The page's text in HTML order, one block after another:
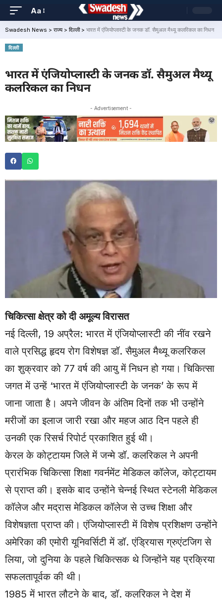
Aa
Swadesh News > राज्य> दिल्ली> भारत में एंजियोप्लास्टी के जनक डॉ. सैमुअल मैथ्यू कलरिकल का निधन
दिल्ली
भारत में एंजियोप्लास्टी के जनक डॉ. सैमुअल मैथ्यू
कलरिकल का निधन
- Advertisement -
चिकित्सा क्षेत्र को दी अमूल्य विरासत
नई दिल्ली, 19 अप्रैल: भारत में एंजियोप्लास्टी की नींव रखने
वाले प्रसिद्ध हृदय रोग विशेषज्ञ डॉ. सैमुअल मैथ्यू कलरिकल
का शुक्रवार को 77 वर्ष की आयु में निधन हो गया। चिकित्सा
जगत में उन्हें ‘भारत में एंजियोप्लास्टी के जनक’ के रूप में
जाना जाता है। अपने जीवन के अंतिम दिनों तक भी उन्होंने
मरीजों का इलाज जारी रखा और महज आठ दिन पहले ही
उनकी एक रिसर्च रिपोर्ट प्रकाशित हुई थी।
केरल के कोट्टायम जिले में जन्मे डॉ. कलरिकल ने अपनी
प्रारंभिक चिकित्सा शिक्षा गवर्नमेंट मेडिकल कॉलेज, कोट्टायम
से प्राप्त की। इसके बाद उन्होंने चेन्नई स्थित स्टेनली मेडिकल
कॉलेज और मद्रास मेडिकल कॉलेज से उच्च शिक्षा और
विशेषज्ञता प्राप्त की। एंजियोप्लास्टी में विशेष प्रशिक्षण उन्होंने
अमेरिका की एमोरी यूनिवर्सिटी में डॉ. एंड्रियास ग्रुएंटजिग से
लिया, जो दुनिया के पहले चिकित्सक थे जिन्होंने यह प्रक्रिया
सफलतापूर्वक की थी।
1985 में भारत लौटने के बाद, डॉ. कलरिकल ने देश में